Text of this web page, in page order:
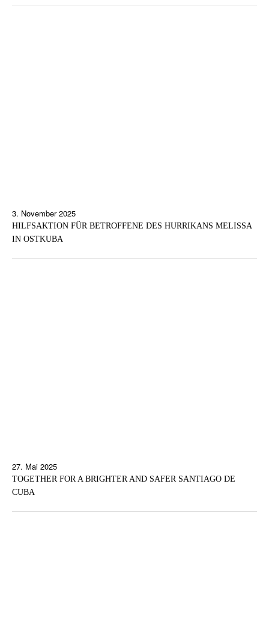
3. November 2025
HILFSAKTION FÜR BETROFFENE DES HURRIKANS MELISSA
IN OSTKUBA
27. Mai 2025
TOGETHER FOR A BRIGHTER AND SAFER SANTIAGO DE
CUBA